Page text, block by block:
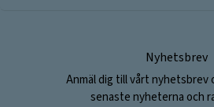
Nyhetsbrev
Anmäl dig till vårt nyhetsbrev
senaste nyheterna och